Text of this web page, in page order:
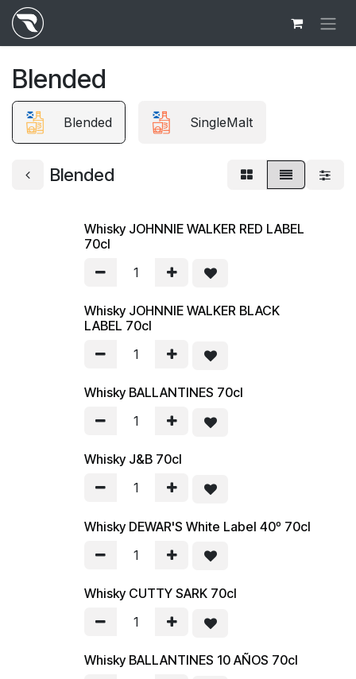
Ir al contenido
Blended
Blended SingleMalt
Blended
Whisky JOHNNIE WALKER RED LABEL
70cl
Whisky JOHNNIE WALKER BLACK
LABEL 70cl
Whisky BALLANTINES 70cl
Whisky J&B 70cl
Whisky DEWAR'S White Label 40º 70cl
Whisky CUTTY SARK 70cl
Whisky BALLANTINES 10 AÑOS 70cl